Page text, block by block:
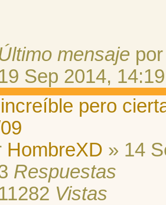
mensaje
Sep 2014, 14:19
pero
HombreXD » 14
Respuestas
Vistas